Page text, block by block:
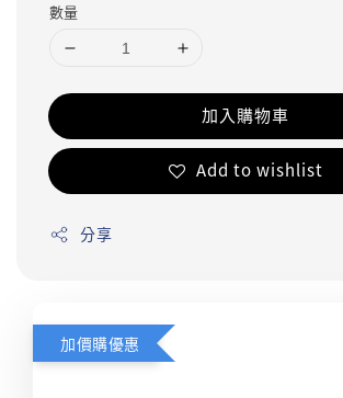
數量
加入購物車
Add to wishlist
分享
加價購優惠